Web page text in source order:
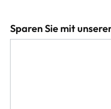
Sparen Sie mit